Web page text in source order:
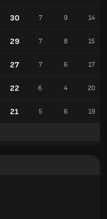
30 7 9 14
29 7 8 15
27 7 6 17
22 6 4 20
21 5 6 19